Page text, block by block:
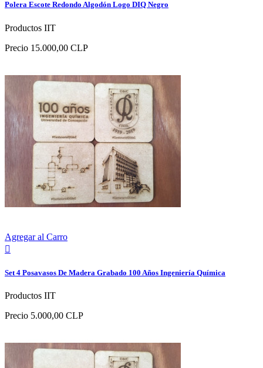
Polera Escote Redondo Algodón Logo DIQ Negro
Productos IIT
Precio 15.000,00 CLP
Agregar al Carro

Set 4 Posavasos De Madera Grabado 100 Años Ingeniería Química
Productos IIT
Precio 5.000,00 CLP